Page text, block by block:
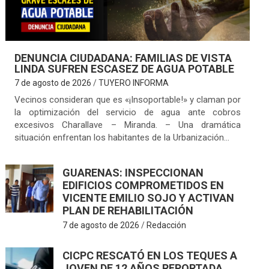
DENUNCIA CIUDADANA: FAMILIAS DE VISTA
LINDA SUFREN ESCASEZ DE AGUA POTABLE
7 de agosto de 2026 TUYERO INFORMA
Vecinos consideran que es «¡Insoportable!» y claman por
la optimización del servicio de agua ante cobros
excesivos Charallave – Miranda. – Una dramática
situación enfrentan los habitantes de la Urbanización…
GUARENAS: INSPECCIONAN
EDIFICIOS COMPROMETIDOS EN
VICENTE EMILIO SOJO Y ACTIVAN
PLAN DE REHABILITACIÓN
7 de agosto de 2026 Redacción
CICPC RESCATÓ EN LOS TEQUES A